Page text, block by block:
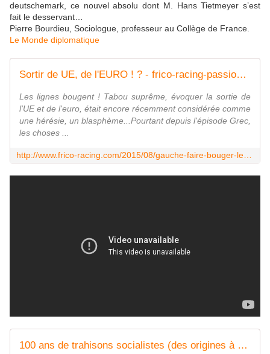
deutschemark, ce nouvel absolu dont M. Hans Tietmeyer s’est
fait le desservant…
Pierre Bourdieu, Sociologue, professeur au Collège de France.
Le Monde diplomatique
Sortir de UE, de l'EURO ! ? - frico-racing-passion moto
Les lignes bougent ! Tabou suprême, évoquer la sortie de
l'UE et de l'euro, était encore récemment considérée comme
une hérésie, un blasphème...Pourtant depuis l'épisode Grec,
les choses ...
http://www.frico-racing.com/2015/08/gauche-faire-bouger-les-lignes.html
100 ans de trahisons socialistes (des origines à nos jours) - frico-racing-passion moto